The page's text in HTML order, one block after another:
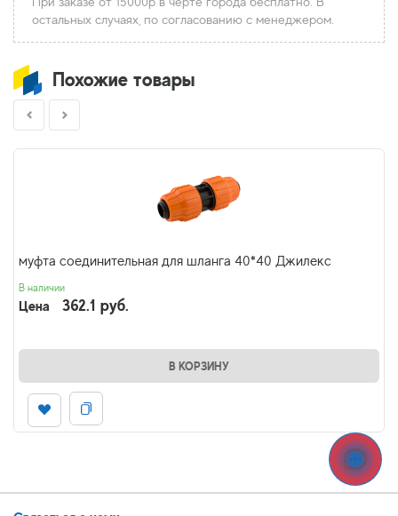
остальных случаях, по согласованию с менеджером.
Похожие товары
муфта соединительная для шланга 40*40 Джилекс
В наличии
Цена 362.1 руб.
В КОРЗИНУ